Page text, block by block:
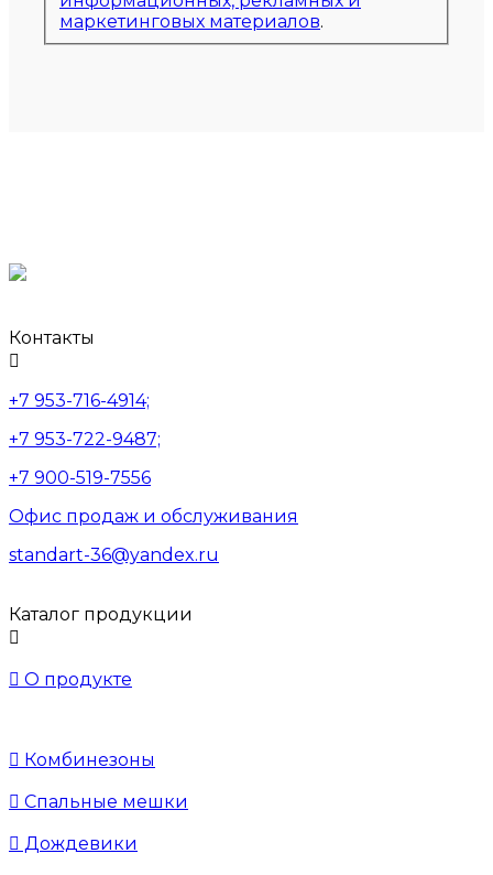
маркетинговых материалов.
Контакты

+7 953-716-4914;
+7 953-722-9487;
+7 900-519-7556
Офис продаж и обслуживания
standart-36@yandex.ru
Каталог продукции

 О продукте
 Комбинезоны
 Спальные мешки
 Дождевики